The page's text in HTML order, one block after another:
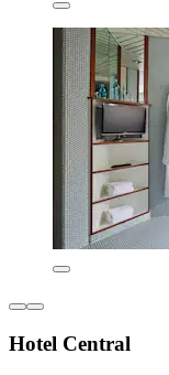
Hotel Central